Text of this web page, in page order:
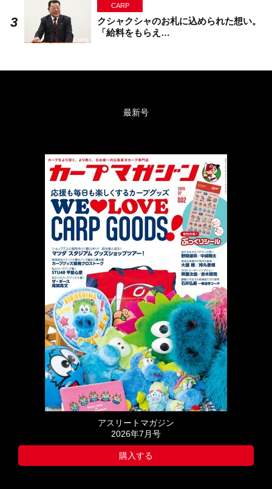
CARP
クシャクシャのお札に込められた想い。
「給料をもらえ…
最新号
アスリートマガジン
2026年7月号
購入する